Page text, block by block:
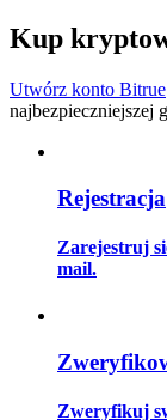
Informacja
Analiza Big
Przewodnik
Kup
Utwórz konto Bitrue
najbezpieczniejszej
Rejestracja
Zarejestruj
mail.
Zweryfikuj